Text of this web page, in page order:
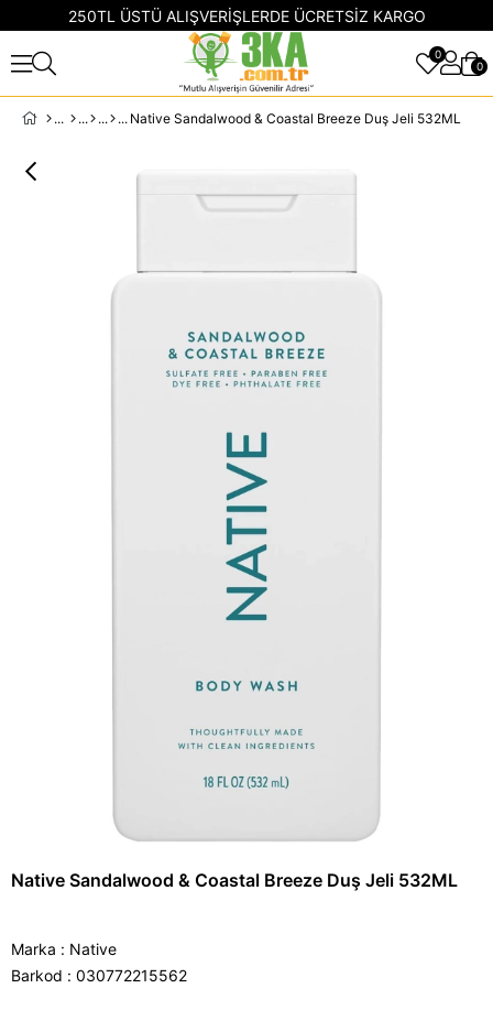
250TL ÜSTÜ ALIŞVERİŞLERDE ÜCRETSİZ KARGO
0
0
Native Sandalwood & Coastal Breeze Duş Jeli 532ML
Native Sandalwood & Coastal Breeze Duş Jeli 532ML
Marka : Native
Barkod : 030772215562